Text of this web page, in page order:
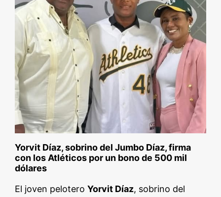
Yorvit Díaz, sobrino del Jumbo Díaz, firma
con los Atléticos por un bono de 500 mil
dólares
El joven peloteroYorvit Díaz, sobrino del